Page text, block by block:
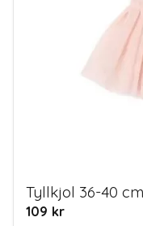
Tyllkjol 36-40
109 kr